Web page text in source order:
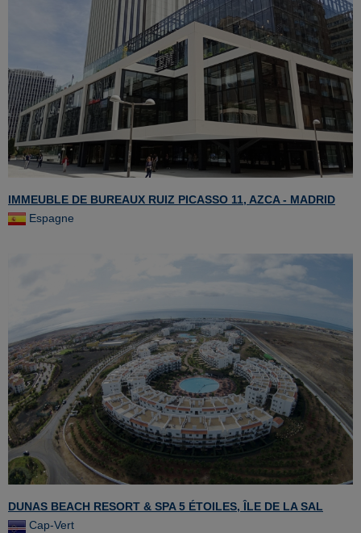
IMMEUBLE DE BUREAUX RUIZ PICASSO 11, AZCA - MADRID
Espagne
DUNAS BEACH RESORT & SPA 5 ÉTOILES, ÎLE DE LA SAL
Cap-Vert